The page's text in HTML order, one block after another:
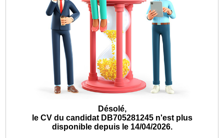
Désolé,
le CV du candidat DB705281245 n'est plus
disponible depuis le 14/04/2026.